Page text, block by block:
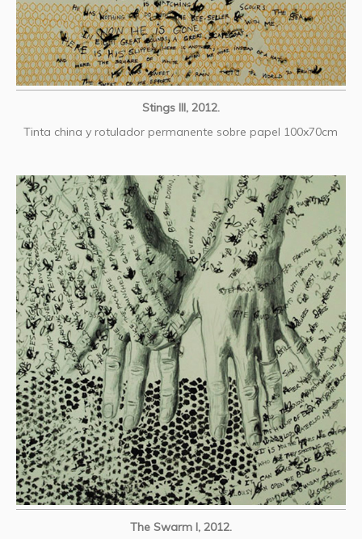
Stings III, 2012.
Tinta china y rotulador permanente sobre papel 100x70cm
The Swarm I, 2012.